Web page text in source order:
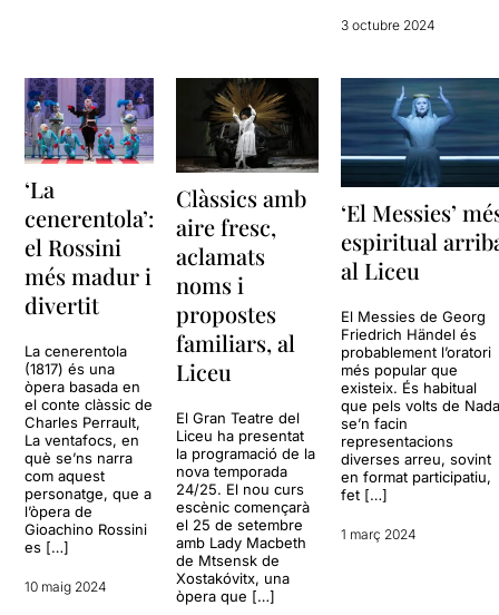
3 octubre 2024
‘La
cenerentola’:
el Rossini
més madur i
divertit
La cenerentola
(1817) és una
òpera basada en
el conte clàssic de
Charles Perrault,
La ventafocs, en
què se’ns narra
com aquest
personatge, que a
l’òpera de
Gioachino Rossini
es […]
10 maig 2024
Clàssics amb
aire fresc,
aclamats
noms i
propostes
familiars, al
Liceu
El Gran Teatre del
Liceu ha presentat
la programació de la
nova temporada
24/25. El nou curs
escènic començarà
el 25 de setembre
amb Lady Macbeth
de Mtsensk de
Xostakóvitx, una
òpera que […]
‘El Messies’
espiritual
al Liceu
El Messies de Georg
Friedrich Händel és
probablement l’oratori
més popular que
existeix. És habitual
que pels volts de
se’n facin
representacions
diverses arreu, sovint
en format participatiu,
fet […]
1 març 2024